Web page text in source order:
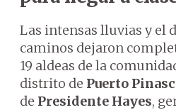
Las intensas lluvias y el
caminos dejaron
19 aldeas de la
distrito de Puerto
de Presidente Hayes,